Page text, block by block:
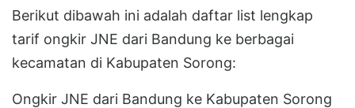
Berikut dibawah ini adalah daftar list lengkap
tarif ongkir JNE dari Bandung ke berbagai
kecamatan di Kabupaten Sorong:
Ongkir JNE dari Bandung ke Kabupaten Sorong